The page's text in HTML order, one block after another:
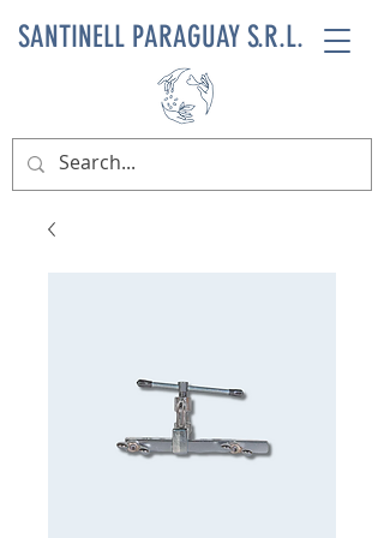
SANTINELL PARAGUAY S.R.L.